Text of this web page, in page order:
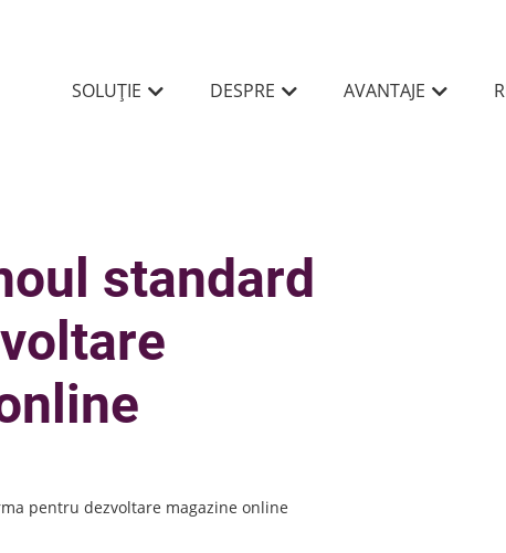
SOLUȚIE DESPRE AVANTAJE
standard
pentru dezvoltare magazine online